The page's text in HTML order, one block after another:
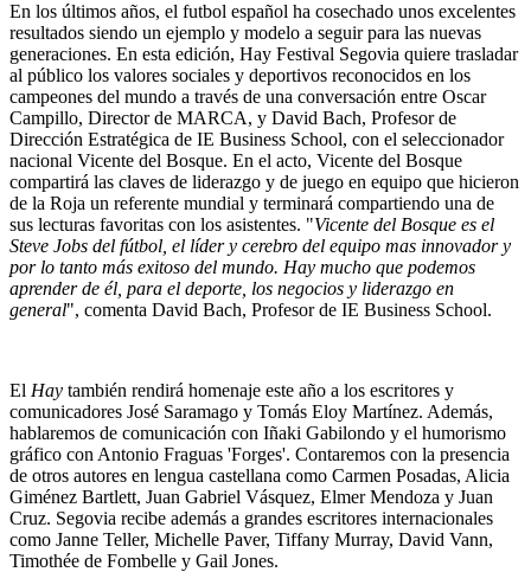
En los últimos años, el futbol español ha cosechado unos excelentes
resultados siendo un ejemplo y modelo a seguir para las nuevas
generaciones. En esta edición, Hay Festival Segovia quiere trasladar
al público los valores sociales y deportivos reconocidos en los
campeones del mundo a través de una conversación entre Oscar
Campillo, Director de MARCA, y David Bach, Profesor de
Dirección Estratégica de IE Business School, con el seleccionador
nacional Vicente del Bosque. En el acto, Vicente del Bosque
compartirá las claves de liderazgo y de juego en equipo que hicieron
de la Roja un referente mundial y terminará compartiendo una de
sus lecturas favoritas con los asistentes. "Vicente del Bosque es el
Steve Jobs del fútbol, el líder y cerebro del equipo mas innovador y
por lo tanto más exitoso del mundo. Hay mucho que podemos
aprender de él, para el deporte, los negocios y liderazgo en
general", comenta David Bach, Profesor de IE Business School.
El Hay también rendirá homenaje este año a los escritores y
comunicadores José Saramago y Tomás Eloy Martínez. Además,
hablaremos de comunicación con Iñaki Gabilondo y el humorismo
gráfico con Antonio Fraguas 'Forges'. Contaremos con la presencia
de otros autores en lengua castellana como Carmen Posadas, Alicia
Giménez Bartlett, Juan Gabriel Vásquez, Elmer Mendoza y Juan
Cruz. Segovia recibe además a grandes escritores internacionales
como Janne Teller, Michelle Paver, Tiffany Murray, David Vann,
Timothée de Fombelle y Gail Jones.